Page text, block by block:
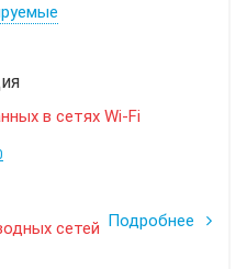
в сетях Wi-Fi
Подробнее
сетей